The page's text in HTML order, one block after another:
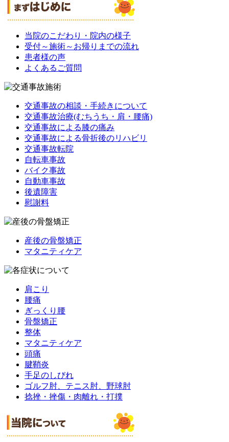
当院のこだわり・院内の様子
受付～施術～お帰りまでの流れ
患者様の声
よくあるご質問
交通事故の相談・手続きについて
交通事故治療(むちうち・肩・腰痛)
交通事故による膝の痛み
交通事故による骨折後のリハビリ
交通事故転院
自転車事故
バイク事故
自動車事故
後遺障害
慰謝料
産後の骨盤矯正
マタニティケア
肩こり
腰痛
ぎっくり腰
骨盤矯正
整体
マタニティケア
頭痛
腱鞘炎
手足のしびれ
ゴルフ肘、テニス肘、野球肘
捻挫・挫傷・肉離れ・打撲